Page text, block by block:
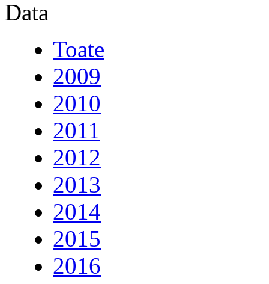
Data
Toate
2009
2010
2011
2012
2013
2014
2015
2016